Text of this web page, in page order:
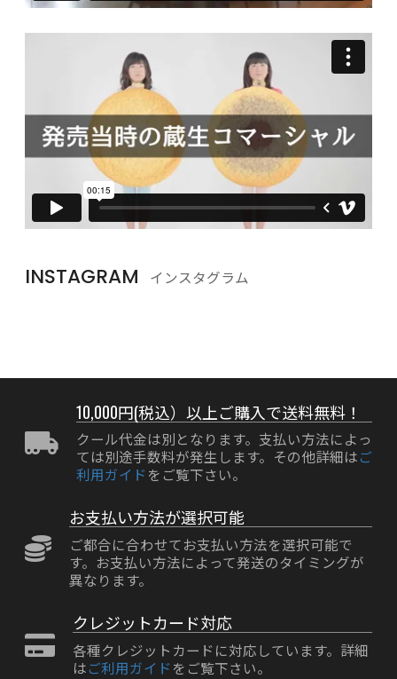
INSTAGRAM インスタグラム
10,000円(税込）以上ご購入で送料無料！
クール代金は別となります。支払い方法によっ
ては別途手数料が発生します。その他詳細はご
利用ガイド をご覧下さい。
お支払い方法が選択可能
ご都合に合わせてお支払い方法を選択可能で
す。お支払い方法によって発送のタイミングが
異なります。
クレジットカード対応
各種クレジットカードに対応しています。詳細
はご利用ガイド をご覧下さい。